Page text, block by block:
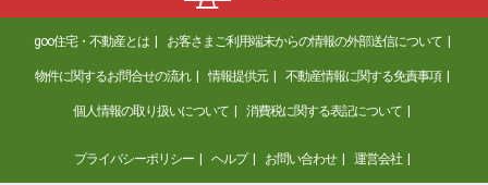
goo住宅・不動産とは お客さまご利用端末からの情報の外部送信について
物件に関するお問合せの流れ 情報提供元 不動産情報に関する免責事項
個人情報の取り扱いについて 消費税に関する表記について
プライバシーポリシー ヘルプ お問い合わせ 運営会社